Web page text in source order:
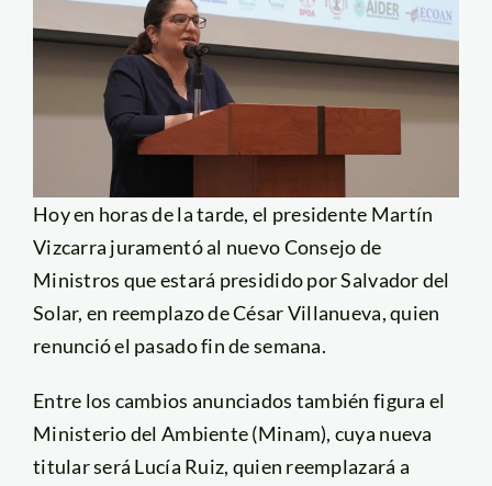
Hoy en horas de la tarde, el presidente Martín
Vizcarra juramentó al nuevo Consejo de
Ministros que estará presidido por Salvador del
Solar, en reemplazo de César Villanueva, quien
renunció el pasado fin de semana.
Entre los cambios anunciados también figura el
Ministerio del Ambiente (Minam), cuya nueva
titular será Lucía Ruiz, quien reemplazará a